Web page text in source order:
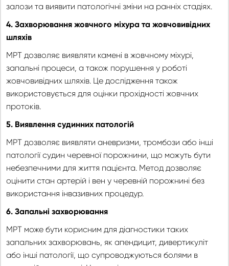
залози та виявити патологічні зміни на ранніх стадіях.
4. Захворювання жовчного міхура та жовчовивідних
шляхів
МРТ дозволяє виявляти камені в жовчному міхурі,
запальні процеси, а також порушення у роботі
жовчовивідних шляхів. Це дослідження також
використовується для оцінки прохідності жовчних
протоків.
5. Виявлення судинних патологій
МРТ дозволяє виявляти аневризми, тромбози або інші
патології судин черевної порожнини, що можуть бути
небезпечними для життя пацієнта. Метод дозволяє
оцінити стан артерій і вен у черевній порожнині без
використання інвазивних процедур.
6. Запальні захворювання
МРТ може бути корисним для діагностики таких
запальних захворювань, як апендицит, дивертикуліт
або інші патології, що супроводжуються болями в